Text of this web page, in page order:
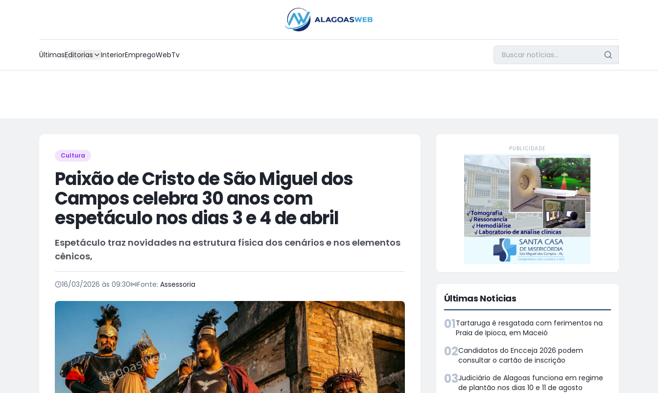
ÚltimasEditorias InteriorEmpregoWebTv
PUBLICIDADE
Cultura
Paixão de Cristo de São Miguel dos
Campos celebra 30 anos com
espetáculo nos dias 3 e 4 de abril
Espetáculo traz novidades na estrutura física dos cenários e nos elementos
cênicos,
16/03/2026 às 09:30 Fonte: Assessoria
PUBLICIDADE
Últimas Notícias
01Tartaruga é resgatada com ferimentos na
Praia de Ipioca, em Maceió
02Candidatos do Encceja 2026 podem
consultar o cartão de inscrição
03Judiciário de Alagoas funciona em regime
de plantão nos dias 10 e 11 de agosto